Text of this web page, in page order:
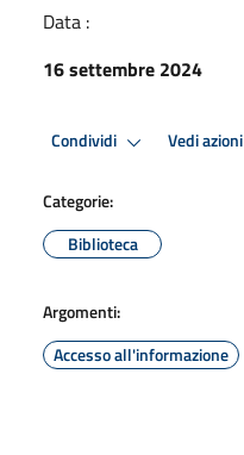
Data :
16 settembre 2024
Condividi Vedi azioni
Categorie:
Biblioteca
Argomenti:
Accesso all'informazione